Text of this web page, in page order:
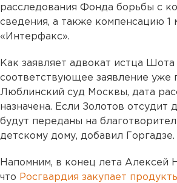
расследования Фонда борьбы с
сведения, а также компенсацию 1
«Интерфакс».
Как заявляет адвокат истца Шота
соответствующее заявление уже
Люблинский суд Москвы, дата
назначена. Если Золотов отсудит
будут переданы на
детскому дому, добавил Горгадзе.
Напомним, в конец лета Алексей
что Росгвардия закупает